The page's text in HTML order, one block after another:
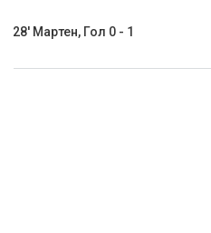
28' Мартен, Гол 0 - 1